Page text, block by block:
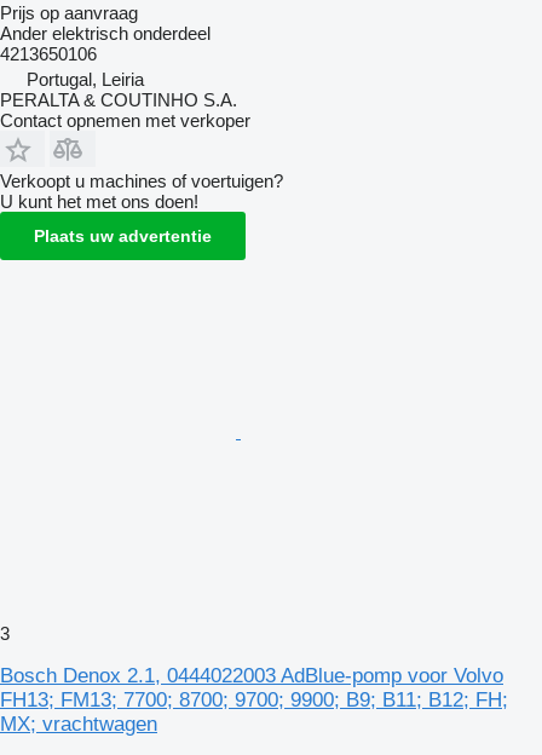
Prijs op aanvraag
Ander elektrisch onderdeel
4213650106
Portugal, Leiria
PERALTA & COUTINHO S.A.
Contact opnemen met verkoper
Verkoopt u machines of voertuigen?
U kunt het met ons doen!
Plaats uw advertentie
3
Bosch Denox 2.1, 0444022003 AdBlue-pomp voor Volvo
FH13; FM13; 7700; 8700; 9700; 9900; B9; B11; B12; FH;
MX; vrachtwagen